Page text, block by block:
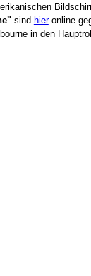
sind hieronline
in den